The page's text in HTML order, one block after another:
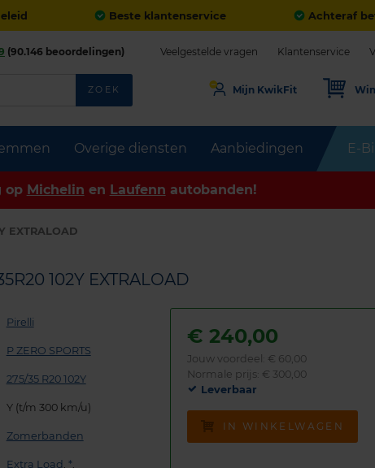
Beste klantenservice Achteraf
Overige diensten Aanbiedingen E-
(90.146 beoordelingen) Veelgestelde vragen Klantenservice
ZOEK Mijn KwikFit
op Michelin en Laufenn autobanden!
EXTRALOAD
102Y EXTRALOAD
Pirelli
P ZERO SPORTS
275/35 R20 102Y
Y (t/m 300 km/u)
Zomerbanden
Extra Load , *,
€240,00
Jouw voordeel: € 60,00
Normale prijs: € 300,00
Leverbaar
IN WINKELWAGEN